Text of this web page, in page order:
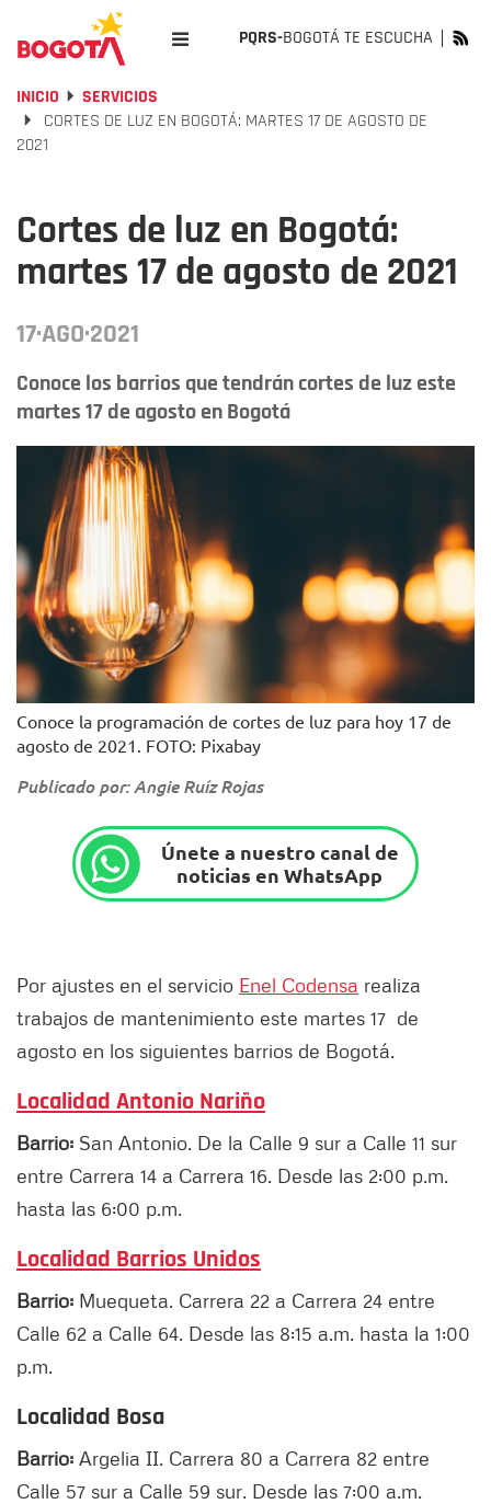
PQRS-BOGOTÁ TE ESCUCHA
INICIO
SERVICIOS
CORTES DE LUZ EN BOGOTÁ: MARTES 17 DE AGOSTO DE
2021
Cortes de luz en Bogotá:
martes 17 de agosto de 2021
17·AGO·2021
Conoce los barrios que tendrán cortes de luz este
martes 17 de agosto en Bogotá
Conoce la programación de cortes de luz para hoy 17 de
agosto de 2021. FOTO: Pixabay
Publicado por: Angie Ruíz Rojas
Únete a nuestro canal de
noticias en WhatsApp
Por ajustes en el servicio Enel Codensa realiza
trabajos de mantenimiento este martes 17 de
agosto en los siguientes barrios de Bogotá.
Localidad Antonio Nariño
Barrio: San Antonio. De la Calle 9 sur a Calle 11 sur
entre Carrera 14 a Carrera 16. Desde las 2:00 p.m.
hasta las 6:00 p.m.
Localidad Barrios Unidos
Barrio: Muequeta. Carrera 22 a Carrera 24 entre
Calle 62 a Calle 64. Desde las 8:15 a.m. hasta la 1:00
p.m.
Localidad Bosa
Barrio: Argelia II. Carrera 80 a Carrera 82 entre
Calle 57 sur a Calle 59 sur. Desde las 7:00 a.m.